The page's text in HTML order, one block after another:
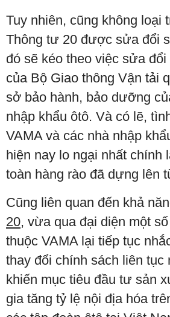
Tuy nhiên, cũng không loại
Thông tư 20 được sửa đổi
đó sẽ kéo theo việc sửa
của Bộ Giao thông Vận tải
sở bảo hành, bảo dưỡng
nhập khẩu ôtô. Và có lẽ,
VAMA và các nhà nhập
hiện nay lo ngại nhất chính
toàn hàng rào đã dựng lên
Cũng liên quan đến khả
20, vừa qua đại diện một
thuộc VAMA lại tiếp tục
thay đổi chính sách liên
khiến mục tiêu đầu tư sản
gia tăng tỷ lệ nội địa hóa